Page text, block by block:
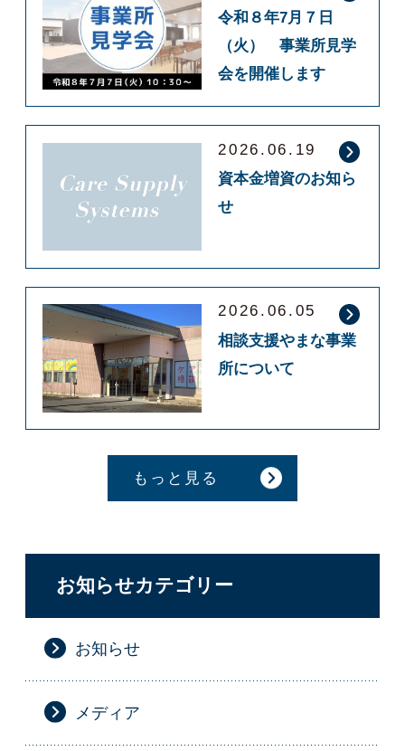
令和８年7月７日
（火） 事業所見学
会を開催します
2026.06.19
資本金増資のお知ら
せ
2026.06.05
相談支援やまな事業
所について
もっと見る
お知らせカテゴリー
お知らせ
メディア